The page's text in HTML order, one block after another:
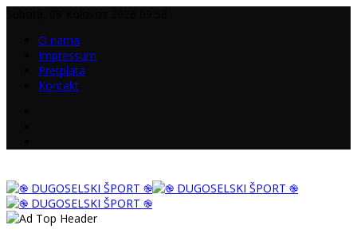
O nama
Impressum
Pretplata
Kontakt